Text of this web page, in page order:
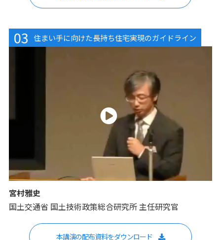
03 住まい手に向けた長持ち住宅実現のガイドライン
宮村雅史
国土交通省 国土技術政策総合研究所 主任研究官
本講演の配布資料をダウンロード